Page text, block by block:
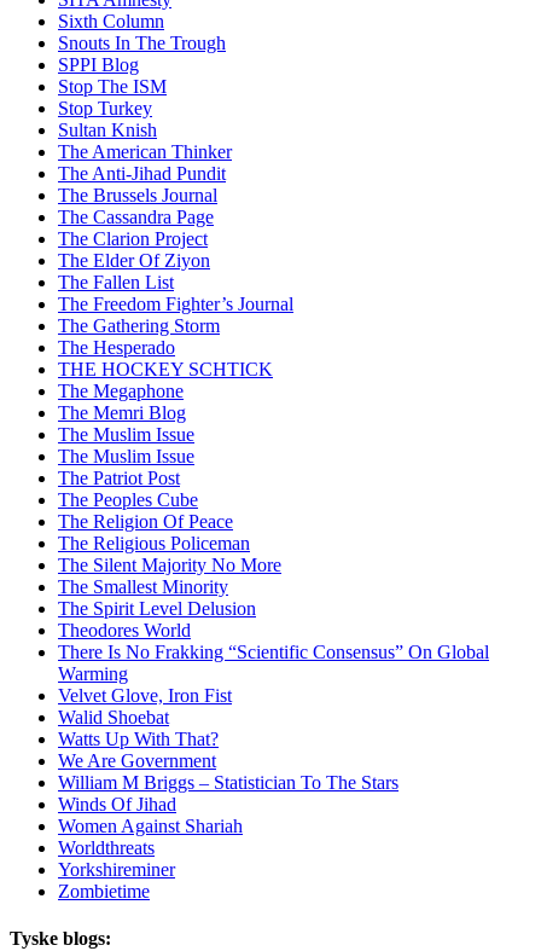
Sixth Column
Snouts In The Trough
SPPI Blog
Stop The ISM
Stop Turkey
Sultan Knish
The American Thinker
The Anti-Jihad Pundit
The Brussels Journal
The Cassandra Page
The Clarion Project
The Elder Of Ziyon
The Fallen List
The Freedom Fighter’s Journal
The Gathering Storm
The Hesperado
THE HOCKEY SCHTICK
The Megaphone
The Memri Blog
The Muslim Issue
The Muslim Issue
The Patriot Post
The Peoples Cube
The Religion Of Peace
The Religious Policeman
The Silent Majority No More
The Smallest Minority
The Spirit Level Delusion
Theodores World
There Is No Frakking “Scientific Consensus” On Global
Warming
Velvet Glove, Iron Fist
Walid Shoebat
Watts Up With That?
We Are Government
William M Briggs – Statistician To The Stars
Winds Of Jihad
Women Against Shariah
Worldthreats
Yorkshireminer
Zombietime
Tyske blogs: